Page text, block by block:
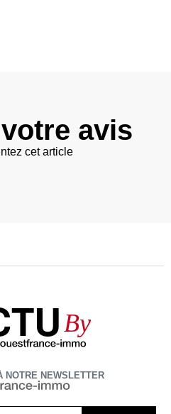
avis
cet article
By
NOTRE NEWSLETTER